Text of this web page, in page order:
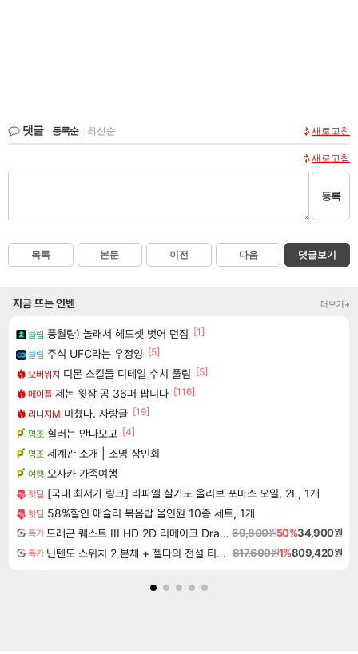
댓글 등록순 최신순 새로고침
새로고침
등록
목록 본문 이전 다음 댓글보기
지금 뜨는 인벤 더보기+
클립 풍월량) 놀래서 헤드셋 벗어 던짐 [1]
클립 주식 UFC라는 우정잉 [5]
오버워치 디몬 스킬들 디테일 수치 풀림 [5]
메이플 제논 윗잠 공 36퍼 팝니다 [116]
리니지M 미쳤다. 자랑글 [19]
명조 힐러는 안나오고 [4]
명조 세계관 소개 | 소명 상인회
여행 오사카 가족여행
핫딜 [국내 최저가 링크] 라파엘 살가도 올리브 포마스 오일, 2L, 1개
핫딜 58%할인 애슐리 볶음밥 올인원 10종 세트, 1개
특가 드래곤 퀘스트 III HD 2D 리메이크 Dragon Quest III HD 2D Remake 69,800원50%34,900원
특가 닌텐도 스위치 2 본체 + 젤다의 전설 티어스 오브 더 킹덤 닌텐도 스위치 2 에디션 + 젤다의 전설 브레스 오브 더 와일드 닌텐도 스위치 2 에디션 번들 817,600원1%809,420원